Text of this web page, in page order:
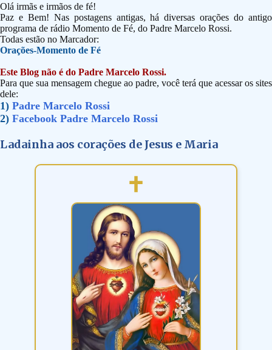
Olá irmãs e irmãos de fé!
Paz e Bem! Nas postagens antigas, há diversas orações do antigo
programa de rádio Momento de Fé, do Padre Marcelo Rossi.
Todas estão no Marcador:
Orações-Momento de Fé
Este Blog não é do Padre Marcelo Rossi.
Para que sua mensagem chegue ao padre, você terá que acessar os sites
dele:
1) Padre Marcelo Rossi
2) Facebook Padre Marcelo Rossi
Ladainha aos corações de Jesus e Maria